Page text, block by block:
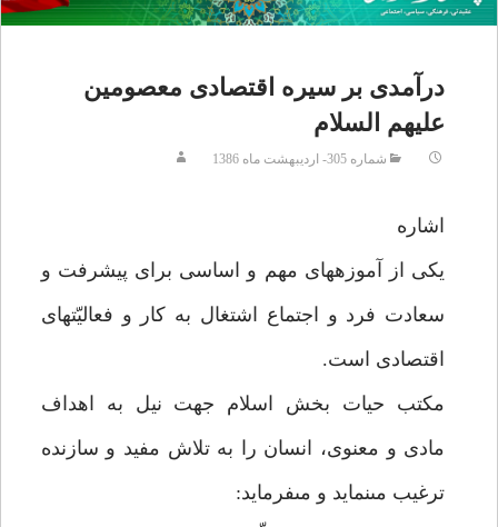
درآمدى بر سيره اقتصادى معصومين
عليهم السلام
شماره 305- ارديبهشت ماه 1386
اشاره‏
يكى از آموزه‏هاى مهم و اساسى براى پيشرفت و
سعادت فرد و اجتماع اشتغال به كار و فعاليّت‏هاى
اقتصادى است.
مكتب حيات بخش اسلام جهت نيل به اهداف
مادى و معنوى، انسان را به تلاش مفيد و سازنده
ترغيب مى‏نمايد و مى‏فرمايد: